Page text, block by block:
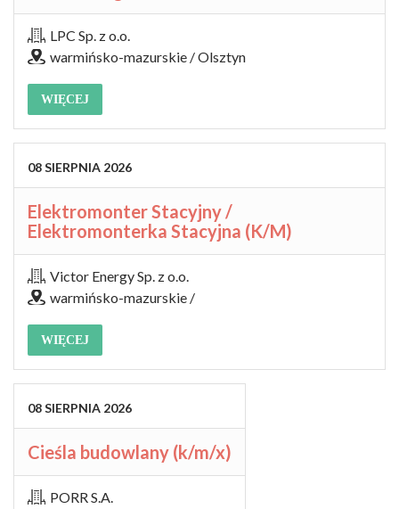
LPC Sp. z o.o.
warmińsko-mazurskie / Olsztyn
WIĘCEJ
08SIERPNIA 2026
Elektromonter Stacyjny /
Elektromonterka Stacyjna (K/M)
Victor Energy Sp. z o.o.
warmińsko-mazurskie /
WIĘCEJ
08SIERPNIA 2026
Cieśla budowlany (k/m/x)
PORR S.A.